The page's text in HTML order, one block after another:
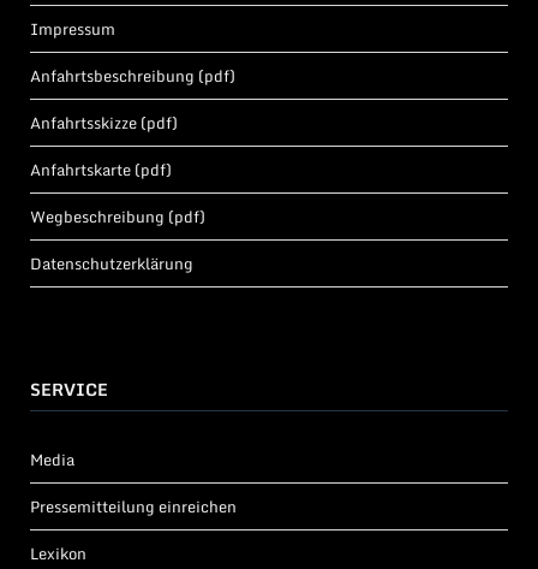
Impressum
Anfahrtsbeschreibung (pdf)
Anfahrtsskizze (pdf)
Anfahrtskarte (pdf)
Wegbeschreibung (pdf)
Datenschutzerklärung
SERVICE
Media
Pressemitteilung einreichen
Lexikon